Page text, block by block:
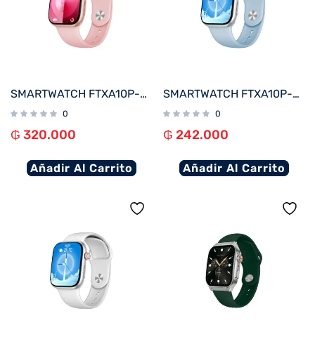
SMARTWATCH FTXA10P-RGPK 48MM ROSE GOLD/ROSA ANDROID/IOS/BT/FREC. CARD
0
₲ 320.000
Añadir Al Carrito
SMARTWATCH FTXA10P-SVLB 48MM PLATA/AZUL CLARO ANDROID/IOS/BT/FREC. CARD
0
₲ 242.000
Añadir Al Carrito